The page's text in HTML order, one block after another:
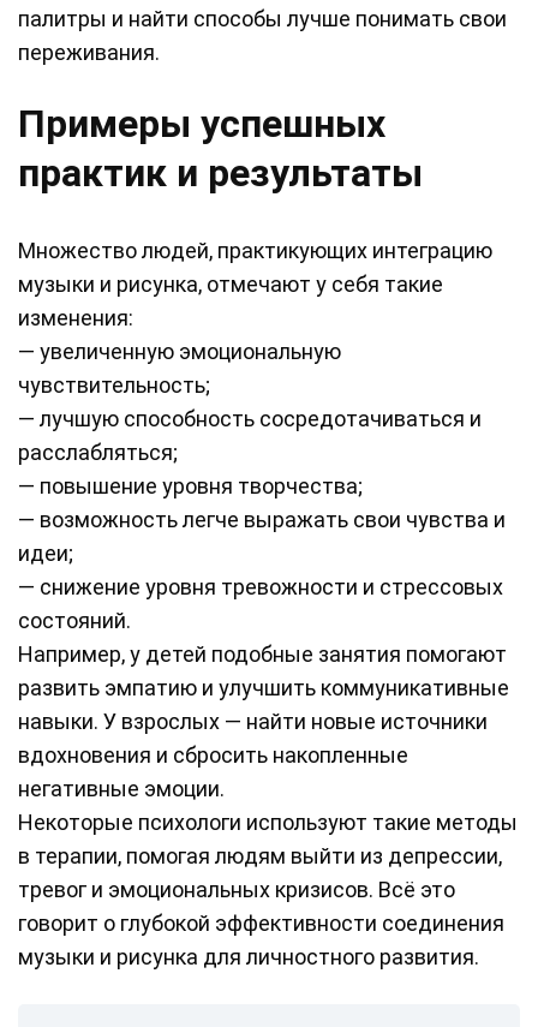
палитры и найти способы лучше понимать свои
переживания.
Примеры успешных
практик и результаты
Множество людей, практикующих интеграцию
музыки и рисунка, отмечают у себя такие
изменения:
— увеличенную эмоциональную
чувствительность;
— лучшую способность сосредотачиваться и
расслабляться;
— повышение уровня творчества;
— возможность легче выражать свои чувства и
идеи;
— снижение уровня тревожности и стрессовых
состояний.
Например, у детей подобные занятия помогают
развить эмпатию и улучшить коммуникативные
навыки. У взрослых — найти новые источники
вдохновения и сбросить накопленные
негативные эмоции.
Некоторые психологи используют такие методы
в терапии, помогая людям выйти из депрессии,
тревог и эмоциональных кризисов. Всё это
говорит о глубокой эффективности соединения
музыки и рисунка для личностного развития.